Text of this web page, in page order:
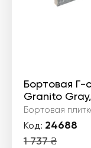
Бортовая Г-
Granito
Бортовая
Код: 24688
1 737₴